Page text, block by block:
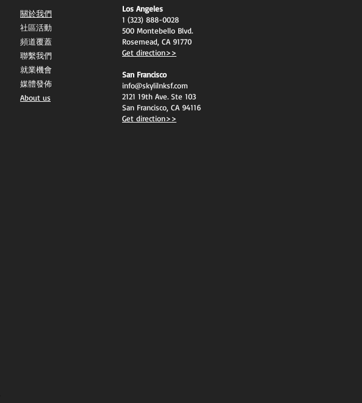
關於我們
社區活動
頻道覆蓋
聯繫我們
就業機會
媒體發佈
About us
Los Angeles
1 (323) 888-0028
500 Montebello Blvd.
Rosemead, CA 91770
Get direction>>
San Francisco
info@skylilnksf.com
2121 19th Ave. Ste 103
San Francisco, CA 94116
Get direction>>